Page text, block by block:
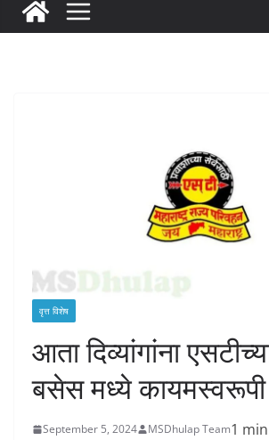
वृत्त विशेष
आता दिव्यांगांना
बसेस मध्ये
September 5, 2024 MSDhulap Team1